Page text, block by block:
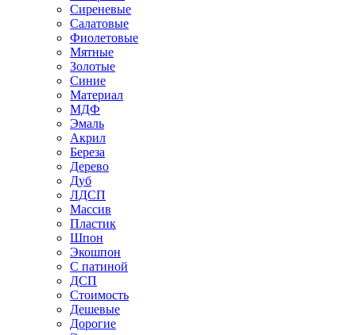
Сиреневые
Салатовые
Фиолетовые
Мятные
Золотые
Синие
Материал
МДФ
Эмаль
Акрил
Береза
Дерево
Дуб
ЛДСП
Массив
Пластик
Шпон
Экошпон
С патиной
ДСП
Стоимость
Дешевые
Дорогие